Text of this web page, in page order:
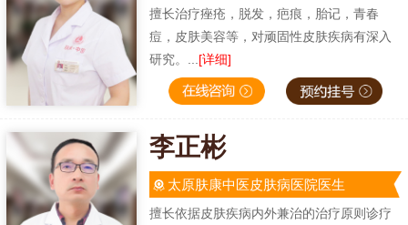
擅长治疗痤疮，脱发，疤痕，胎记，青春
痘，皮肤美容等，对顽固性皮肤疾病有深入
研究。... [详细]
李正彬
太原肤康中医皮肤病医院医生
擅长依据皮肤疾病内外兼治的治疗原则诊疗